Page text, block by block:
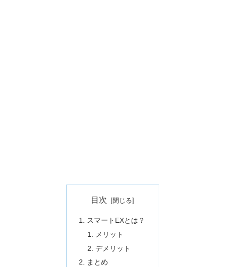
目次
スマートEXとは？
メリット
デメリット
まとめ